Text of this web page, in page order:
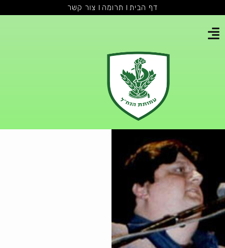
דף הבית תרומה צור קשר